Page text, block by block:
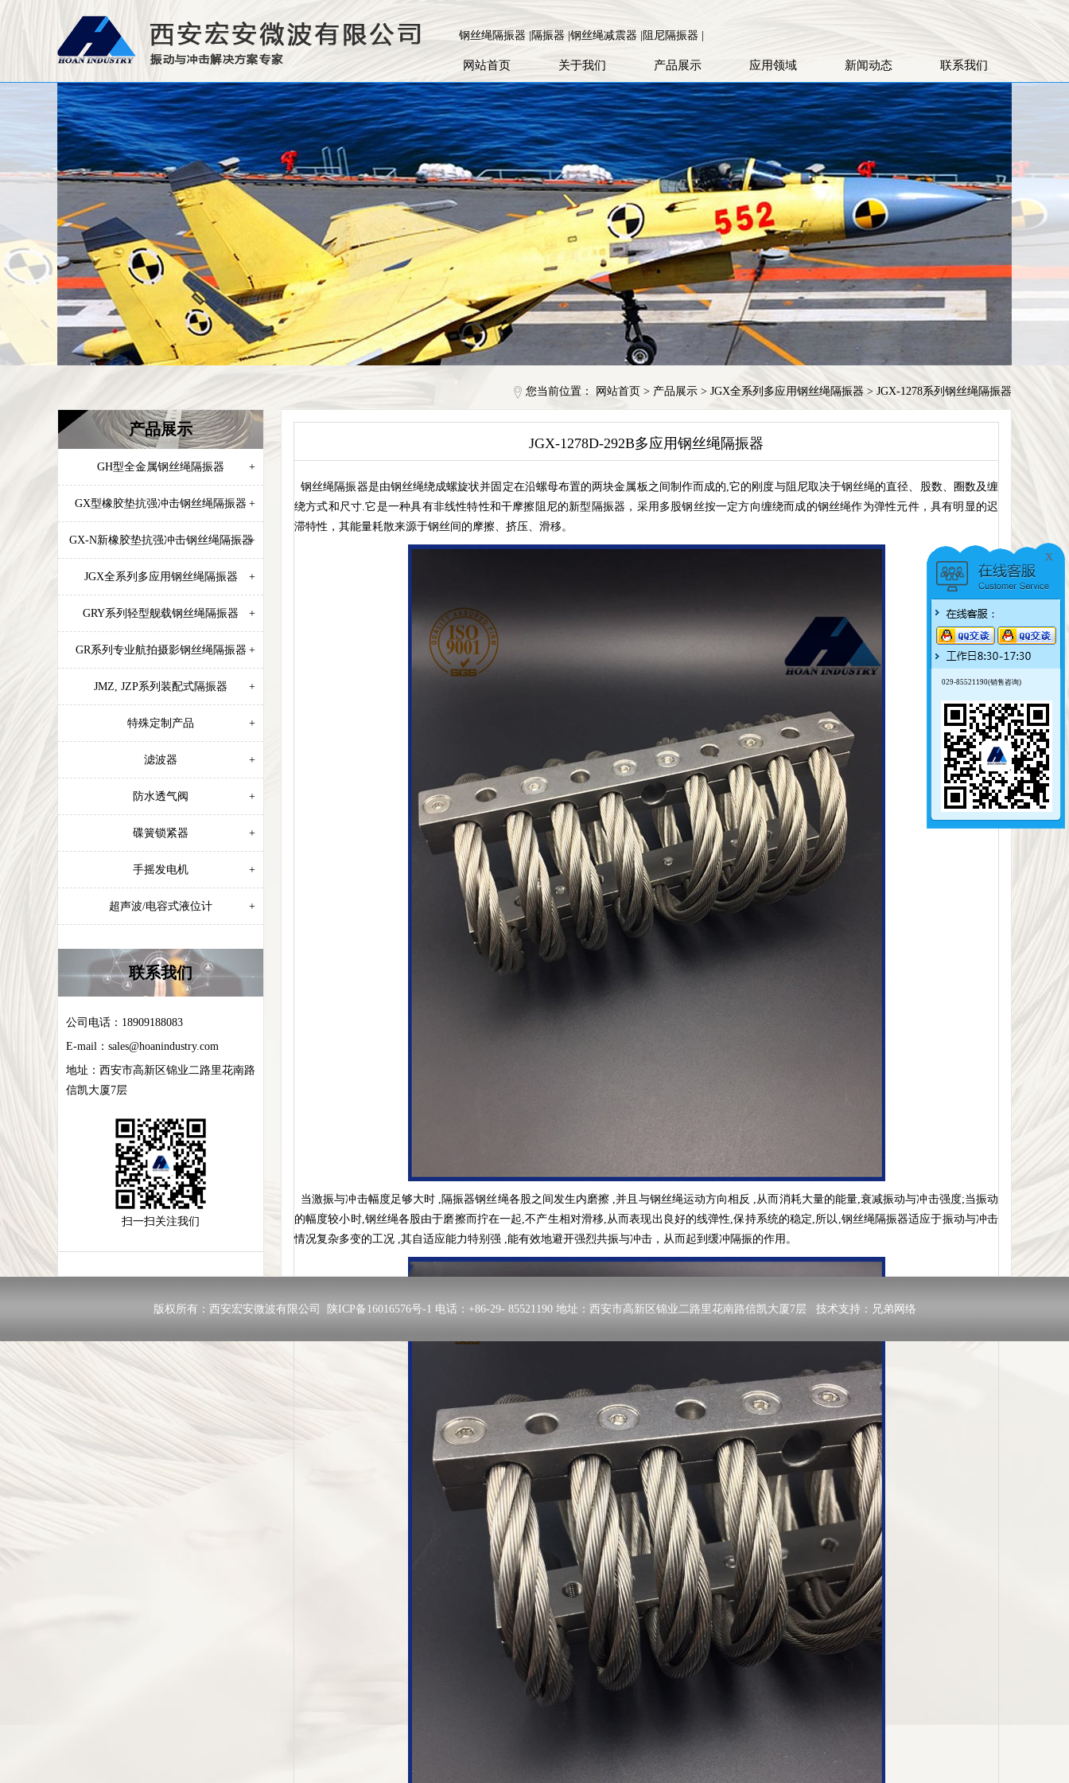
钢丝绳隔振器 |隔振器 |钢丝绳减震器 |阻尼隔振器 |
网站首页 关于我们 产品展示 应用领域 新闻动态 联系我们
您当前位置： 网站首页 > 产品展示 > JGX全系列多应用钢丝绳隔振器 > JGX-1278系列钢丝绳隔振器
产品展示
GH型全金属钢丝绳隔振器 +
GX型橡胶垫抗强冲击钢丝绳隔振器 +
GX-N新橡胶垫抗强冲击钢丝绳隔振器+
JGX全系列多应用钢丝绳隔振器 +
GRY系列轻型舰载钢丝绳隔振器 +
GR系列专业航拍摄影钢丝绳隔振器 +
JMZ, JZP系列装配式隔振器 +
特殊定制产品 +
滤波器 +
防水透气阀 +
碟簧锁紧器 +
手摇发电机 +
超声波/电容式液位计 +
联系我们
公司电话：18909188083
E-mail： sales@hoanindustry.com
地址： 西安市高新区锦业二路里花南路
信凯大厦7层
扫一扫关注我们
JGX-1278D-292B多应用钢丝绳隔振器
钢丝绳隔振器是由钢丝绳绕成螺旋状并固定在沿螺母布置的两块金属板之间制作而成的,它的刚度与阻尼取决于钢丝绳的直径、股数、圈数及缠
绕方式和尺寸.它是一种具有非线性特性和干摩擦阻尼的新型隔振器，采用多股钢丝按一定方向缠绕而成的钢丝绳作为弹性元件，具有明显的迟
滞特性，其能量耗散来源于钢丝间的摩擦、挤压、滑移。
当激振与冲击幅度足够大时 ,隔振器钢丝绳各股之间发生内磨擦 ,并且与钢丝绳运动方向相反 ,从而消耗大量的能量,衰减振动与冲击强度;当振动
的幅度较小时,钢丝绳各股由于磨擦而拧在一起,不产生相对滑移,从而表现出良好的线弹性,保持系统的稳定,所以,钢丝绳隔振器适应于振动与冲击
情况复杂多变的工况 ,其自适应能力特别强 ,能有效地避开强烈共振与冲击，从而起到缓冲隔振的作用。
版权所有：西安宏安微波有限公司 陕ICP备16016576号-1 电话：+86-29- 85521190 地址：西安市高新区锦业二路里花南路信凯大厦7层 技术支持： 兄弟网络
x
029-85521190(销售咨询)